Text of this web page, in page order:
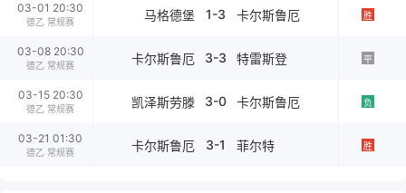
03-01 20:30
德乙 常规赛 马格德堡 1-3 卡尔斯鲁厄 胜
03-08 20:30
德乙 常规赛 卡尔斯鲁厄 3-3 特雷斯登 平
03-15 20:30
德乙 常规赛 凯泽斯劳滕 3-0 卡尔斯鲁厄 负
03-21 01:30
德乙 常规赛 卡尔斯鲁厄 3-1 菲尔特 胜